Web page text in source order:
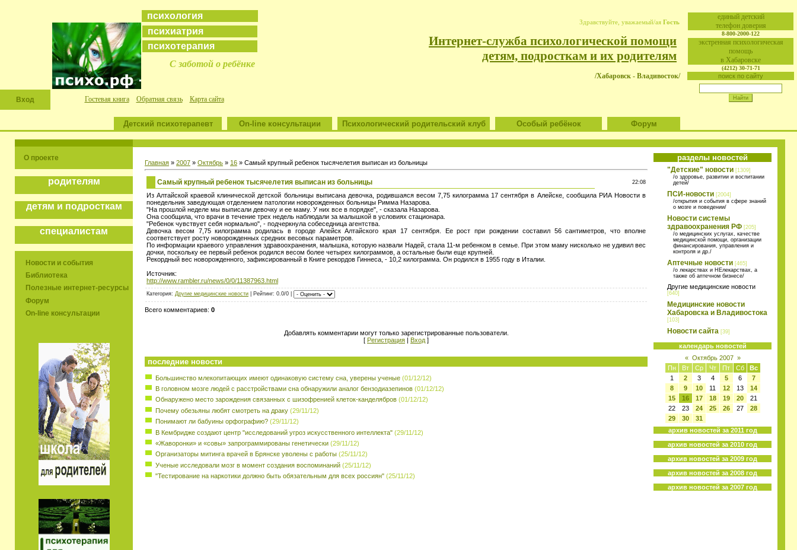
eдиный детский
телефон доверия
8-800-2000-122
экстренная психологическая
помощь
в Хабаровске
(4212) 30-71-71
поиск по сайту
психология
психиатрия
психотерапия
С заботой о ребёнке
Здравствуйте, уважаемый/ая Гость
Интернет-служба психологической помощи
детям, подросткам и их родителям
/Хабаровск - Владивосток/
Вход Гостевая книга Обратная связь Карта сайта
Детский психотерапевт On-line консультации Психологический родительский клуб Особый ребёнок Форум
О проекте
родителям
детям и подросткам
специалистам
Новости и события
Библиотека
Полезные интернет-ресурсы
Форум
On-line консультации
Главная » 2007 » Октябрь » 16 » Самый крупный ребенок тысячелетия выписан из больницы
Самый крупный ребенок тысячелетия выписан из больницы 22:08
Из Алтайской краевой клинической детской больницы выписана девочка, родившаяся весом 7,75 килограмма 17 сентября в Алейске, сообщила РИА Новости в
понедельник заведующая отделением патологии новорожденных больницы Римма Назарова.
"На прошлой неделе мы выписали девочку и ее маму. У них все в порядке", - сказала Назарова.
Она сообщила, что врачи в течение трех недель наблюдали за малышкой в условиях стационара.
"Ребенок чувствует себя нормально", - подчеркнула собеседница агентства.
Девочка весом 7,75 килограмма родилась в городе Алейск Алтайского края 17 сентября. Ее рост при рождении составил 56 сантиметров, что вполне
соответствует росту новорожденных средних весовых параметров.
По информации краевого управления здравоохранения, малышка, которую назвали Надей, стала 11-м ребенком в семье. При этом маму нисколько не удивил вес
дочки, поскольку ее первый ребенок родился весом более четырех килограммов, а остальные были еще крупней.
Рекордный вес новорожденного, зафиксированный в Книге рекордов Гиннеса, - 10,2 килограмма. Он родился в 1955 году в Италии.
Источник:
http://www.rambler.ru/news/0/0/11387963.html
Категория: Другие медицинские новости | Рейтинг: 0.0/0 |
Всего комментариев: 0
Добавлять комментарии могут только зарегистрированные пользователи.
[ Регистрация | Вход ]
последние новости
Большинство млекопитающих имеют одинаковую систему сна, уверены ученые (01/12/12)
В головном мозге людей с расстройствами сна обнаружили аналог бензодиазепинов (01/12/12)
Обнаружено место зарождения связанных с шизофренией клеток-канделябров (01/12/12)
Почему обезьяны любят смотреть на драку (29/11/12)
Понимают ли бабуины орфографию? (29/11/12)
В Кембридже создают центр "исследований угроз искусственного интеллекта" (29/11/12)
«Жаворонки» и «совы» запрограммированы генетически (29/11/12)
Организаторы митинга врачей в Брянске уволены с работы (25/11/12)
Ученые исследовали мозг в момент создания воспоминаний (25/11/12)
"Тестирование на наркотики должно быть обязательным для всех россиян" (25/11/12)
разделы новостей
"Детские" новости [1309]
/о здоровье, развитии и воспитании
детей/
ПСИ-новости [2004]
/открытия и события в сфере знаний
о мозге и поведении/
Новости системы
здравоохранения РФ [205]
/о медицинских услугах, качестве
медицинской помощи, организации
финансирования, управления и
контроля и др./
Аптечные новости [465]
/о лекарствах и НЕлекарствах, а
также об аптечном бизнесе/
Другие медицинские новости
[640]
Медицинские новости
Хабаровска и Владивостока
[103]
Новости сайта [39]
календарь новостей
« Октябрь 2007 »
Пн
Вт Ср Чт Пт Сб
Вс
1
2 3 4 5 6
7
8
9 10 11 12 13
14
15
16 17 18 19 20
21
22
23 24 25 26 27
28
29
30
31
архив новостей за 2011 год
архив новостей за 2010 год
архив новостей за 2009 год
архив новостей за 2008 год
архив новостей за 2007 год